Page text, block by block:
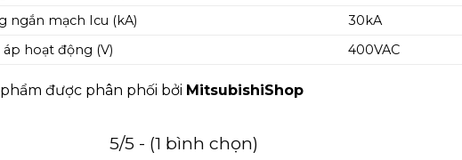
ngắn mạch Icu (kA)
30kA
hoạt động (V)
400VAC
được phân phối bởi MitsubishiShop
5/5 - (1 bình chọn)